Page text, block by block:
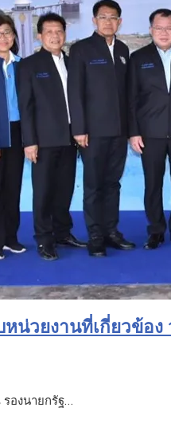
น่วยงานที่เกี่ยวข้อ
รองนายกรัฐ…